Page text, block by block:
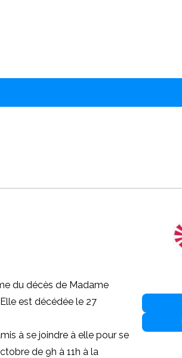
du décès de Madame
est décédée le 27
à se joindre à elle pour se
de 9h à 11h à la